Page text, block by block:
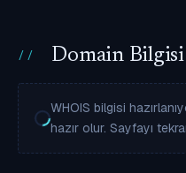
Domain Bilgisi
WHOIS bilgisi
hazır olur. Sayfayı